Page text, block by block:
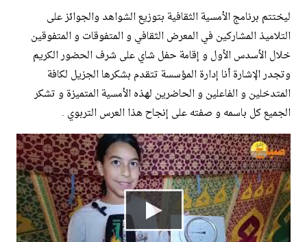
ليختتم برنامج الأمسية الثقافية بتوزيع الشواهد والجوائز على
التلاميذ المشاركين في المعرض الثقافي و المتفوقات و المتفوقين
خلال الأسدس الأول و إقامة حفل شاي على شرف الحضور الكريم
وتجدر الإشارة أنا إدارة المؤسسة تتقدم بشكرها الجزيل لكافة
المتدخلين و الفاعلين و الحاضرين لهذه الأمسية المتميزة و تشكر
الجميع كل باسمه و صفته على إنجاح هذا العرس التربوي .